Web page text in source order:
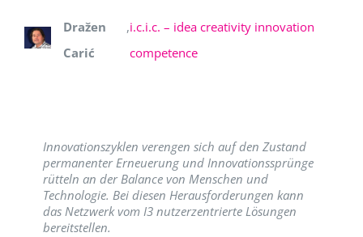
Dražen
Carić
,i.c.i.c. – idea creativity innovation
competence
Innovationszyklen verengen sich auf den Zustand
permanenter Erneuerung und Innovationssprünge
rütteln an der Balance von Menschen und
Technologie. Bei diesen Herausforderungen kann
das Netzwerk vom I3 nutzerzentrierte Lösungen
bereitstellen.